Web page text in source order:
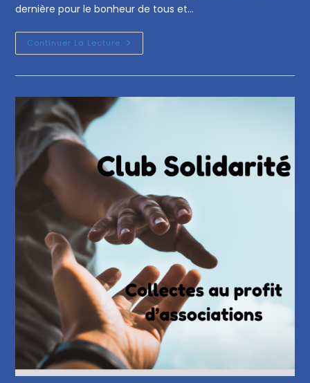
dernière pour le bonheur de tous et…
Continuer La Lecture